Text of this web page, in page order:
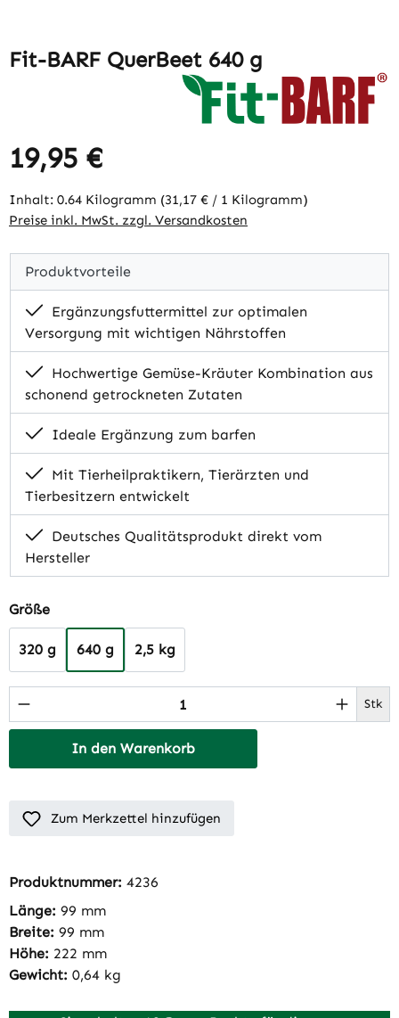
Fit-BARF QuerBeet 640 g
Regulärer Preis:
19,95 €
Inhalt: 0.64 Kilogramm (31,17 € / 1 Kilogramm)
Preise inkl. MwSt. zzgl. Versandkosten
Produktvorteile
Ergänzungsfuttermittel zur optimalen
Versorgung mit wichtigen Nährstoffen
Hochwertige Gemüse-Kräuter Kombination aus
schonend getrockneten Zutaten
Ideale Ergänzung zum barfen
Mit Tierheilpraktikern, Tierärzten und
Tierbesitzern entwickelt
Deutsches Qualitätsprodukt direkt vom
Hersteller
Größeauswählen
320 g 640 g 2,5 kg
Produkt Anzahl: Gib den gewünschten Stk
In den Warenkorb
Zum Merkzettel hinzufügen
Produktnummer: 4236
Länge: 99 mm
Breite: 99 mm
Höhe: 222 mm
Gewicht: 0,64 kg